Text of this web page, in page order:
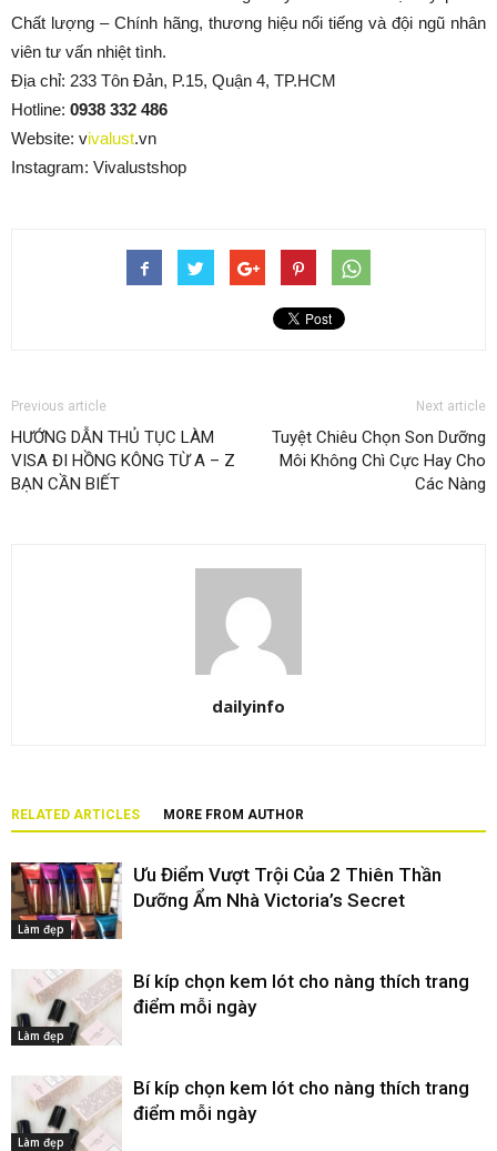
Chất lượng – Chính hãng, thương hiệu nổi tiếng và đội ngũ nhân
viên tư vấn nhiệt tình.
Địa chỉ: 233 Tôn Đản, P.15, Quận 4, TP.HCM
Hotline: 0938 332 486
Website: vivalust.vn
Instagram: Vivalustshop
Previous article
HƯỚNG DẪN THỦ TỤC LÀM
VISA ĐI HỒNG KÔNG TỪ A – Z
BẠN CẦN BIẾT
Next article
Tuyệt Chiêu Chọn Son Dưỡng
Môi Không Chì Cực Hay Cho
Các Nàng
dailyinfo
RELATED ARTICLES MORE FROM AUTHOR
Làm đẹp
Ưu Điểm Vượt Trội Của 2 Thiên Thần
Dưỡng Ẩm Nhà Victoria’s Secret
Làm đẹp
Bí kíp chọn kem lót cho nàng thích trang
điểm mỗi ngày
Làm đẹp
Bí kíp chọn kem lót cho nàng thích trang
điểm mỗi ngày